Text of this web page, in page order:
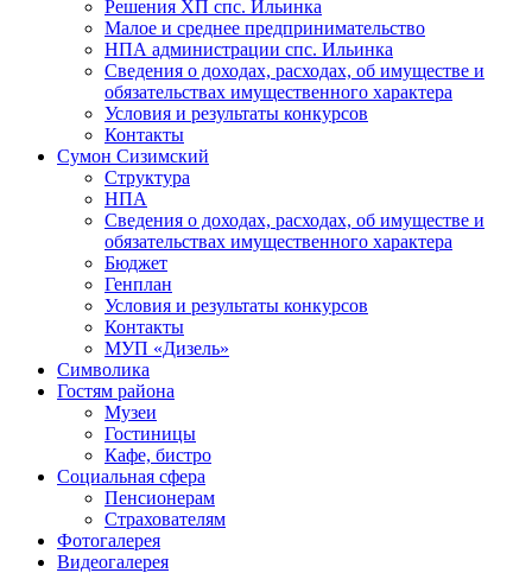
Решения ХП спс. Ильинка
Малое и среднее предпринимательство
НПА администрации спс. Ильинка
Сведения о доходах, расходах, об имуществе и
обязательствах имущественного характера
Условия и результаты конкурсов
Контакты
Сумон Сизимский
Структура
НПА
Сведения о доходах, расходах, об имуществе и
обязательствах имущественного характера
Бюджет
Генплан
Условия и результаты конкурсов
Контакты
МУП «Дизель»
Символика
Гостям района
Музеи
Гостиницы
Кафе, бистро
Социальная сфера
Пенсионерам
Страхователям
Фотогалерея
Видеогалерея